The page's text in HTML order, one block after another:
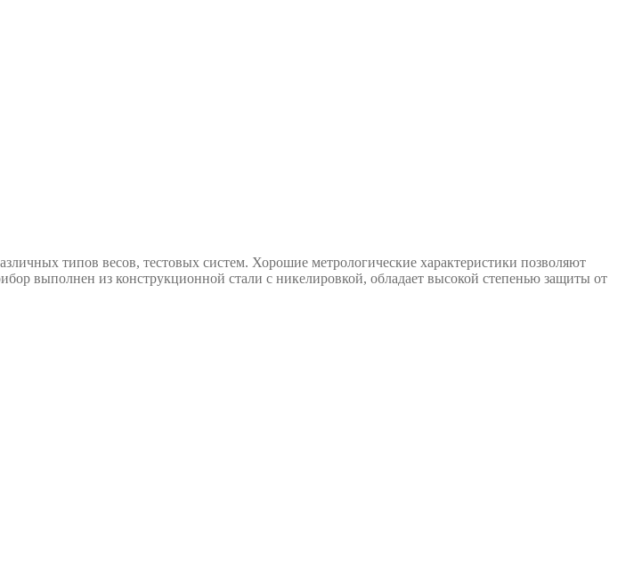
типов весов, тестовых систем. Хорошие метрологические характеристики позволяют
выполнен из конструкционной стали с никелировкой, обладает высокой степенью защиты от